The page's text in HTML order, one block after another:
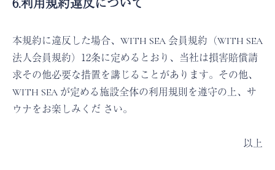
6.利用規約違反について
本規約に違反した場合、WITH SEA 会員規約（WITH SEA
法人会員規約）12条に定めるとおり、当社は損害賠償請
求その他必要な措置を講じることがあります。その他、
WITH SEA が定める施設全体の利用規則を遵守の上、サ
ウナをお楽しみくだ さい。
以上